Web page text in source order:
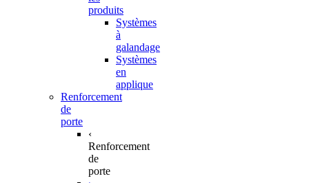
produits
Systèmes
à
galandage
Systèmes
en
applique
Renforcement
de
porte
‹
Renforcement
de
porte